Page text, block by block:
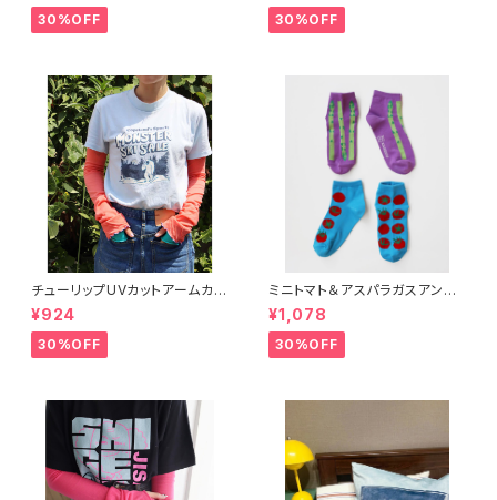
30%OFF 30%OFF
チューリップUVカットアームカバ
ー
¥924
30%OFF
ミニトマト＆アスパラガスアンク
ルソックス 2P
¥1,078
30%OFF